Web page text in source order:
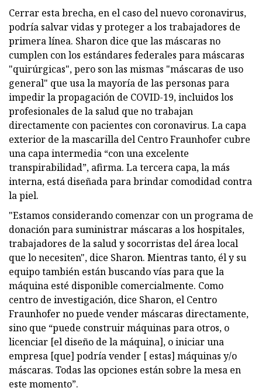
Cerrar esta brecha, en el caso del nuevo coronavirus,
podría salvar vidas y proteger a los trabajadores de
primera línea. Sharon dice que las máscaras no
cumplen con los estándares federales para máscaras
"quirúrgicas", pero son las mismas "máscaras de uso
general" que usa la mayoría de las personas para
impedir la propagación de COVID-19, incluidos los
profesionales de la salud que no trabajan
directamente con pacientes con coronavirus. La capa
exterior de la mascarilla del Centro Fraunhofer cubre
una capa intermedia “con una excelente
transpirabilidad”, afirma. La tercera capa, la más
interna, está diseñada para brindar comodidad contra
la piel.
"Estamos considerando comenzar con un programa de
donación para suministrar máscaras a los hospitales,
trabajadores de la salud y socorristas del área local
que lo necesiten", dice Sharon. Mientras tanto, él y su
equipo también están buscando vías para que la
máquina esté disponible comercialmente. Como
centro de investigación, dice Sharon, el Centro
Fraunhofer no puede vender máscaras directamente,
sino que “puede construir máquinas para otros, o
licenciar [el diseño de la máquina], o iniciar una
empresa [que] podría vender [ estas] máquinas y/o
máscaras. Todas las opciones están sobre la mesa en
este momento”.